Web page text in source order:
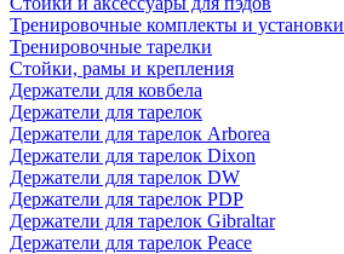
Тренировочные комплекты и установки
Тренировочные тарелки
Стойки, рамы и крепления
Держатели для ковбела
Держатели для тарелок
Держатели для тарелок Arborea
Держатели для тарелок Dixon
Держатели для тарелок DW
Держатели для тарелок PDP
Держатели для тарелок Gibraltar
Держатели для тарелок Peace